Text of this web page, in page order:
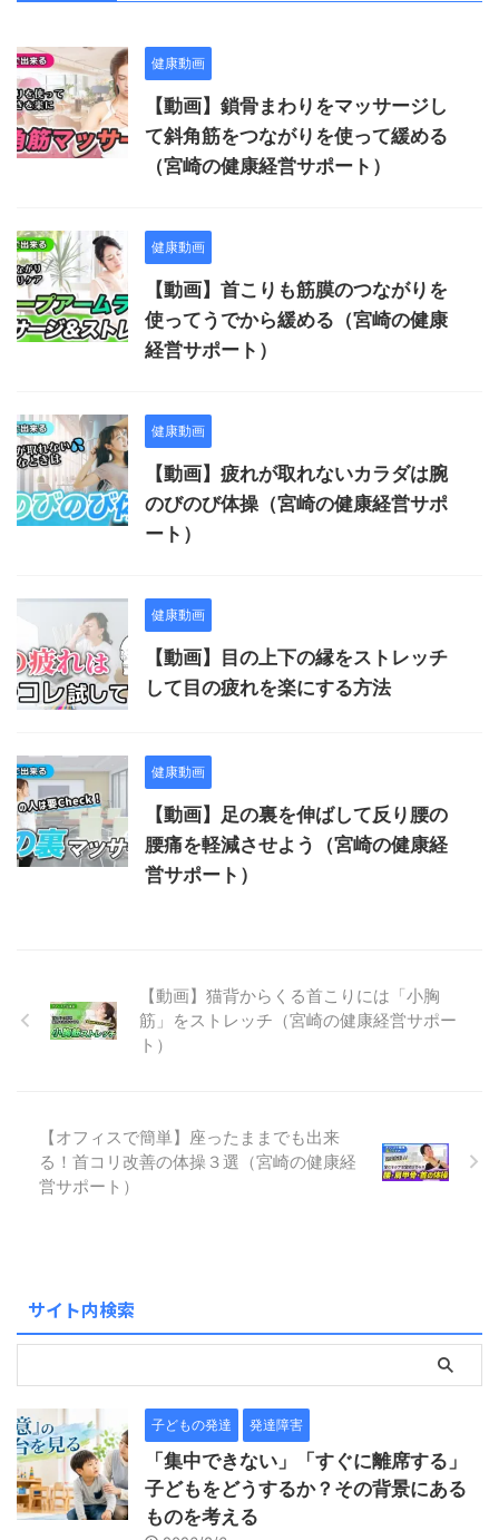
健康動画
【動画】鎖骨まわりをマッサージし
て斜角筋をつながりを使って緩める
（宮崎の健康経営サポート）
健康動画
【動画】首こりも筋膜のつながりを
使ってうでから緩める（宮崎の健康
経営サポート）
健康動画
【動画】疲れが取れないカラダは腕
のびのび体操（宮崎の健康経営サポ
ート）
健康動画
【動画】目の上下の縁をストレッチ
して目の疲れを楽にする方法
健康動画
【動画】足の裏を伸ばして反り腰の
腰痛を軽減させよう（宮崎の健康経
営サポート）
【動画】猫背からくる首こりには「小胸
筋」をストレッチ（宮崎の健康経営サポー
ト）
【オフィスで簡単】座ったままでも出来
る！首コリ改善の体操３選（宮崎の健康経
営サポート）
サイト内検索
子どもの発達 発達障害
「集中できない」「すぐに離席する」
子どもをどうするか？その背景にある
ものを考える